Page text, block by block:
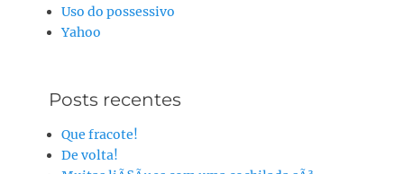
Uso do possessivo
Yahoo
Posts recentes
Que fracote!
De volta!